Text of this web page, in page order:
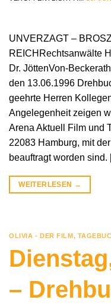
UNVERZAGT –
REICHRechtsanwälte
Dr. JöttenVon-
den 13.06.1996
geehrte Herren
Angelegenheit zeigen
Arena Aktuell Film und
22083 Hamburg, mit
beauftragt worden
WEITERLESEN →
OLIVIA - DER FILM ,
–